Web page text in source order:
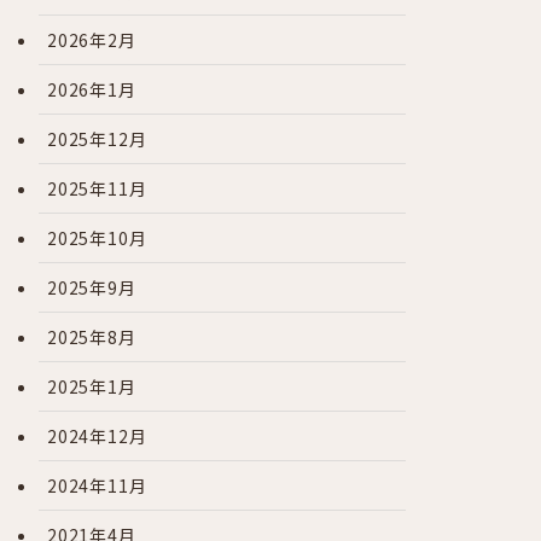
2026年2月
2026年1月
2025年12月
2025年11月
2025年10月
2025年9月
2025年8月
2025年1月
2024年12月
2024年11月
2021年4月